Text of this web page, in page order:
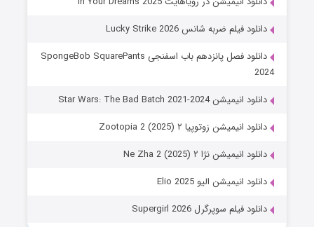
دانلود فیلم ضربه شانس Lucky Strike 2026
دانلود فصل پانزدهم باب اسفنجی SpongeBob SquarePants
2024
دانلود انیمیشن Star Wars: The Bad Batch 2021-2024
دانلود انیمیشن زوتوپیا ۲ Zootopia 2 (2025)
دانلود انیمیشن نژا ۲ Ne Zha 2 (2025)
دانلود انیمیشن الیو Elio 2025
دانلود فیلم سوپرگرل Supergirl 2026